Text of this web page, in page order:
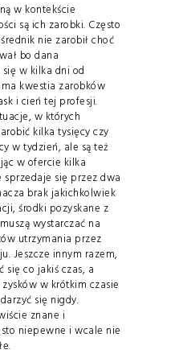
w kontekście
są ich zarobki. Często
nie zarobił choć
bo dana
w kilka dni od
kwestia zarobków
i cień tej profesji.
w których
kilka tysięcy czy
w tydzień, ale są też
w ofercie kilka
się przez dwa
brak jakichkolwiek
środki pozyskane z
wystarczać na
utrzymania przez
Jeszcze innym razem,
co jakiś czas, a
w krótkim czasie
się nigdy.
znane i
niepewne i wcale nie